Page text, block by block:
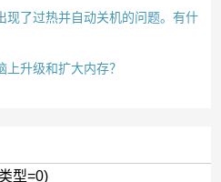
现了过热并自动关机的问题。有什
升级和扩大内存？
型=0)